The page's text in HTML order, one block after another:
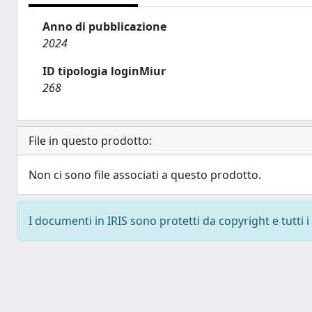
Anno di pubblicazione
2024
ID tipologia loginMiur
268
File in questo prodotto:
Non ci sono file associati a questo prodotto.
I documenti in IRIS sono protetti da copyright e tutti